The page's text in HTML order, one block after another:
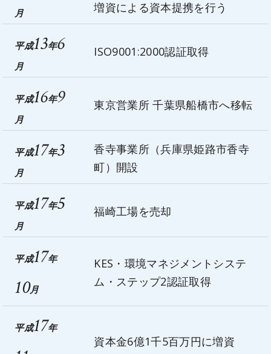
月
増資による資本提携を行う
平成13年6
月
ISO9001:2000認証取得
平成16年9
月
東京営業所 千葉県船橋市へ移転
平成17年3
月
香寺事業所（兵庫県姫路市香寺
町）開設
平成17年5
月
福崎工場を売却
平成17年
10月
KES・環境マネジメントシステ
ム・ステップ2認証取得
平成17年
資本金6億1千5百万円に増資